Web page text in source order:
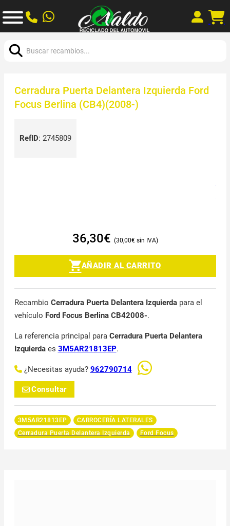
Cerradura Puerta Delantera Izquierda Ford
Focus Berlina (CB4)(2008-)
RefID: 2745809
36,30€ 30,00€
AÑADIR AL CARRITO
Recambio Cerradura Puerta Delantera Izquierdapara el
vehículo Ford Focus Berlina CB42008-.
La referencia principal para Cerradura Puerta Delantera
Izquierdaes 3M5AR21813EP.
¿Necesitas ayuda? 962790714
Consultar
3M5AR21813EP
CARROCERÍA LATERALES
Cerradura Puerta Delantera Izquierda
Ford Focus